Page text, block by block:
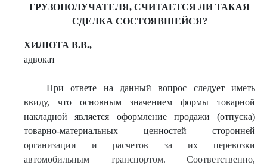
ГРУЗОПОЛУЧАТЕЛЯ, СЧИТАЕТСЯ ЛИ ТАКАЯ
СДЕЛКА СОСТОЯВШЕЙСЯ?
ХИЛЮТА В.В.,
адвокат
При ответе на данный вопрос следует иметь
ввиду, что основным значением формы товарной
накладной является оформление продажи (отпуска)
товарно-материальных ценностей сторонней
организации и расчетов за их перевозки
автомобильным транспортом. Соответственно,